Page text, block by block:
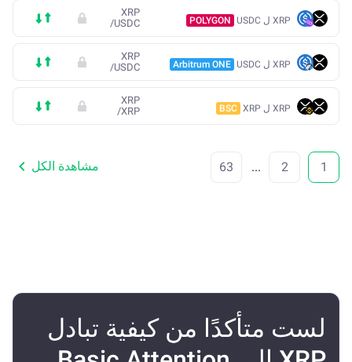
XRP ل USDC POLYGON
XRP
/USDC
XRP ل USDC Arbitrum ONE
XRP
/USDC
XRP ل XRP BSC
XRP
/XRP
1
2
...
63 مشاهدة الكل
لست متأكدًا من كيفية تبادل